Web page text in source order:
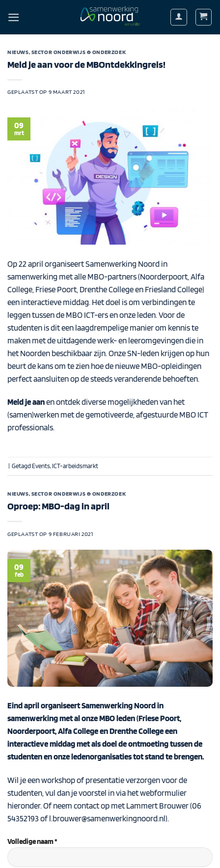
naar
NIEUWS, SECTOR ONDERWIJS & ONDERZOEK
Meld je aan voor de MBOntdekkingreis!
GEPLAATST OP 9 MAART 2021
09
mrt
Op 22 april organiseert Samenwerking Noord in
samenwerking met alle MBO-partners (Noorderpoort, Alfa
College, Friese Poort, Drenthe College en Friesland College)
een interactieve middag. Het doel is om verbindingen te
leggen tussen de MBO ICT-ers en onze leden. Voor de
studenten is dit een laagdrempelige manier om kennis te
maken met de uitdagende werk- en leeromgevingen die in
het Noorden beschikbaar zijn. Onze SN-leden krijgen op hun
beurt de kans om te zien hoe de nieuwe MBO-opleidingen
perfect aansluiten op de steeds veranderende behoeften.
Meld je aanen ontdek diverse mogelijkheden van het
(samen)werken met de gemotiveerde, afgestuurde MBO ICT
professionals.
| GetagdEvents,ICT-arbeidsmarkt
NIEUWS, SECTOR ONDERWIJS & ONDERZOEK
Oproep: MBO-dag in april
GEPLAATST OP 9 FEBRUARI 2021
09
feb
Eind april organiseert Samenwerking Noord in
samenwerking met al onze MBO leden (Friese Poort,
Noorderpoort, Alfa College en Drenthe College een
interactieve middag met als doel de ontmoeting tussen de
studenten en onze ledenorganisaties tot stand te brengen.
Wil je een workshop of presentatie verzorgen voor de
studenten, vul dan je voorstel in via het webformulier
hieronder. Of neem contact op met Lammert Brouwer (06
54352193 of l.brouwer@samenwerkingnoord.nl).
Volledige naam *